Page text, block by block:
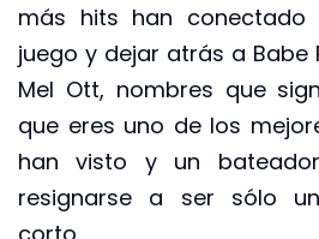
más hits han
juego y dejar atrás a Babe
Mel Ott, nombres que
que eres uno de los
han visto y un
resignarse a ser sólo